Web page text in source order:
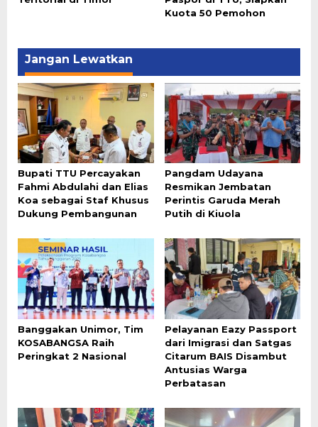
Kuota 50 Pemohon
Jangan Lewatkan
Bupati TTU Percayakan
Fahmi Abdulahi dan Elias
Koa sebagai Staf Khusus
Dukung Pembangunan
Pangdam Udayana
Resmikan Jembatan
Perintis Garuda Merah
Putih di Kiuola
Banggakan Unimor, Tim
KOSABANGSA Raih
Peringkat 2 Nasional
Pelayanan Eazy Passport
dari Imigrasi dan Satgas
Citarum BAIS Disambut
Antusias Warga
Perbatasan